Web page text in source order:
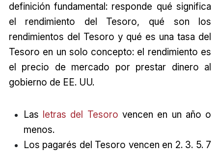
definición fundamental: responde qué significa
el rendimiento del Tesoro, qué son los
rendimientos del Tesoro y qué es una tasa del
Tesoro en un solo concepto: el rendimiento es
el precio de mercado por prestar dinero al
gobierno de EE. UU.
Las letras del Tesoro vencen en un año o
menos.
Los pagarés del Tesoro vencen en 2. 3. 5. 7